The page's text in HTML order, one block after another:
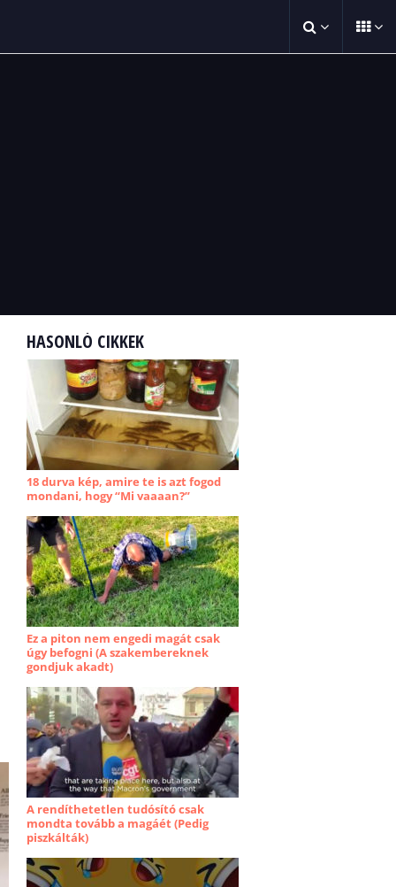
HASONLÓ CIKKEK
18 durva kép, amire te is azt fogod
mondani, hogy “Mi vaaaan?”
Ez a piton nem engedi magát csak
úgy befogni (A szakembereknek
gondjuk akadt)
A rendíthetetlen tudósító csak
mondta tovább a magáét (Pedig
piszkálták)